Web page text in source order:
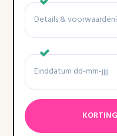
voorwaarden
Einddatum
dash
MM
dash